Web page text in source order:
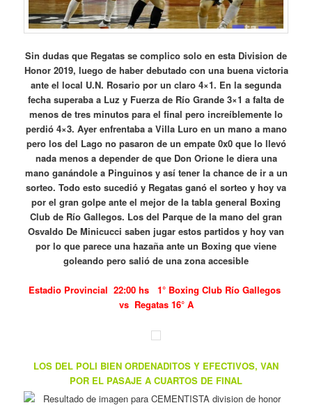
Sin dudas que Regatas se complico solo en esta Division de
Honor 2019, luego de haber debutado con una buena victoria
ante el local U.N. Rosario por un claro 4×1. En la segunda
fecha superaba a Luz y Fuerza de Río Grande 3×1 a falta de
menos de tres minutos para el final pero increíblemente lo
perdió 4×3. Ayer enfrentaba a Villa Luro en un mano a mano
pero los del Lago no pasaron de un empate 0x0 que lo llevó
nada menos a depender de que Don Orione le diera una
mano ganándole a Pinguinos y así tener la chance de ir a un
sorteo. Todo esto sucedió y Regatas ganó el sorteo y hoy va
por el gran golpe ante el mejor de la tabla general Boxing
Club de Río Gallegos. Los del Parque de la mano del gran
Osvaldo De Minicucci saben jugar estos partidos y hoy van
por lo que parece una hazaña ante un Boxing que viene
goleando pero salió de una zona accesible
Estadio Provincial 22:00 hs 1° Boxing Club Río Gallegos
vs Regatas 16° A
LOS DEL POLI BIEN ORDENADITOS Y EFECTIVOS, VAN
POR EL PASAJE A CUARTOS DE FINAL